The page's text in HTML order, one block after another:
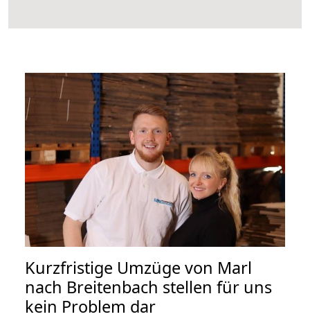
Kurzfristige Umzüge von Marl
nach Breitenbach stellen für uns
kein Problem dar